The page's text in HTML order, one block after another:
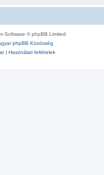
Software © phpBB Limited
phpBB Közösség
| Használati feltételek